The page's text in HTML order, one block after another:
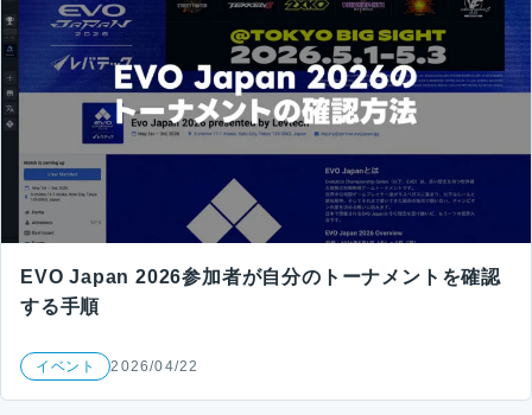
EVO Japan 2026参加者が自分のトーナメントを確認
する手順
イベント 2026/04/22